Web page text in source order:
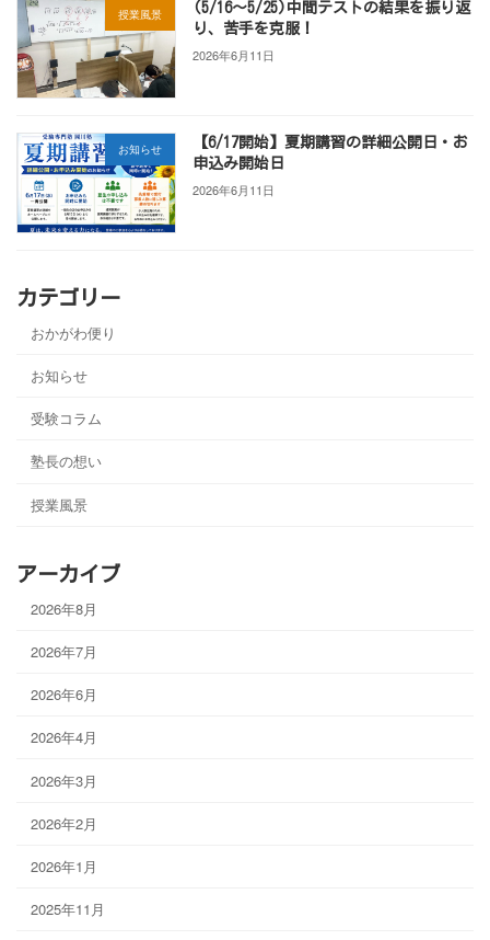
授業風景
(5/16～5/25)中間テストの結果を振り返
り、苦手を克服！
2026年6月11日
お知らせ
【6/17開始】夏期講習の詳細公開日・お
申込み開始日
2026年6月11日
カテゴリー
おかがわ便り
お知らせ
受験コラム
塾長の想い
授業風景
アーカイブ
2026年8月
2026年7月
2026年6月
2026年4月
2026年3月
2026年2月
2026年1月
2025年11月